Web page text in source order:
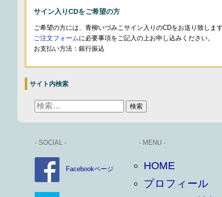
サイン入りCDをご希望の方
ご希望の方には、青柳いづみこサイン入りのCDをお送り致しま
ご注文フォームに必要事項をご記入の上お申し込みください。
お支払い方法：銀行振込
サイト内検索
- SOCIAL -
Facebookページ
- MENU -
HOME
プロフィール